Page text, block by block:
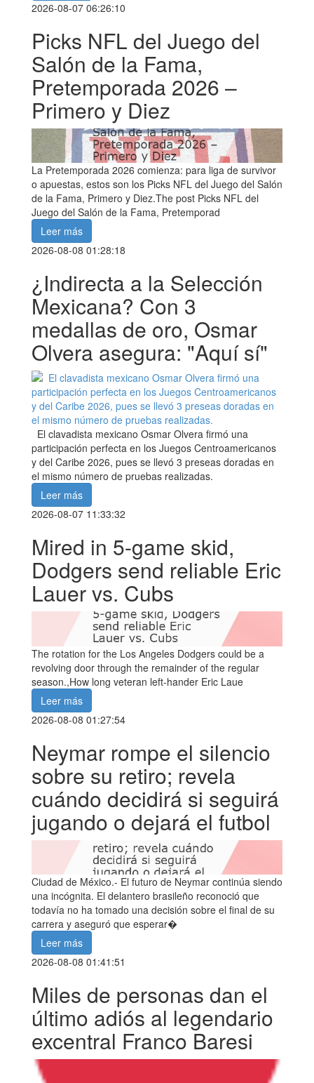
2026-08-07 06:26:10
Picks NFL del Juego del
Salón de la Fama,
Pretemporada 2026 –
Primero y Diez
La Pretemporada 2026 comienza: para liga de survivor
o apuestas, estos son los Picks NFL del Juego del Salón
de la Fama, Primero y Diez.The post Picks NFL del
Juego del Salón de la Fama, Pretemporad
Leer más
2026-08-08 01:28:18
¿Indirecta a la Selección
Mexicana? Con 3
medallas de oro, Osmar
Olvera asegura: "Aquí sí"
El clavadista mexicano Osmar Olvera firmó una
participación perfecta en los Juegos Centroamericanos
y del Caribe 2026, pues se llevó 3 preseas doradas en
el mismo número de pruebas realizadas.
Leer más
2026-08-07 11:33:32
Mired in 5-game skid,
Dodgers send reliable Eric
Lauer vs. Cubs
The rotation for the Los Angeles Dodgers could be a
revolving door through the remainder of the regular
season.,How long veteran left-hander Eric Laue
Leer más
2026-08-08 01:27:54
Neymar rompe el silencio
sobre su retiro; revela
cuándo decidirá si seguirá
jugando o dejará el futbol
Ciudad de México.- El futuro de Neymar continúa siendo
una incógnita. El delantero brasileño reconoció que
todavía no ha tomado una decisión sobre el final de su
carrera y aseguró que esperar�
Leer más
2026-08-08 01:41:51
Miles de personas dan el
último adiós al legendario
excentral Franco Baresi